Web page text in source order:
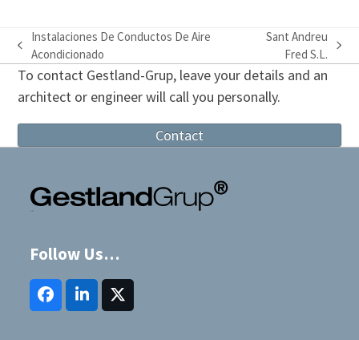
previous
post:
Instalaciones De Conductos De Aire
Acondicionado
post:
Sant Andreu
Fred S.L.
To contact Gestland-Grup, leave your details and an
architect or engineer will call you personally.
Contact
Follow Us…
FacebookLinkedInTwitter
(deprecated)